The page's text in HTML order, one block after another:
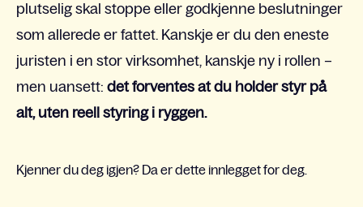
plutselig skal stoppe eller godkjenne beslutninger
som allerede er fattet. Kanskje er du den eneste
juristen i en stor virksomhet, kanskje ny i rollen –
men uansett: det forventes at du holder styr på
alt, uten reell styring i ryggen.
Kjenner du deg igjen? Da er dette innlegget for deg.